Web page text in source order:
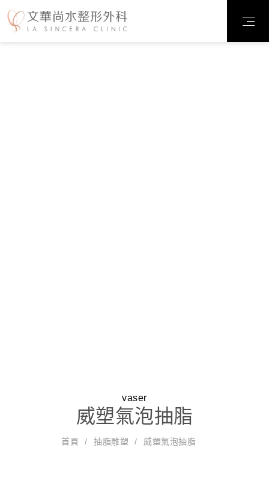
就診資訊
vaser
威塑氣泡抽脂
首頁 抽脂雕塑 威塑氣泡抽脂
威塑氣泡
美纖腿雕
超音波黃